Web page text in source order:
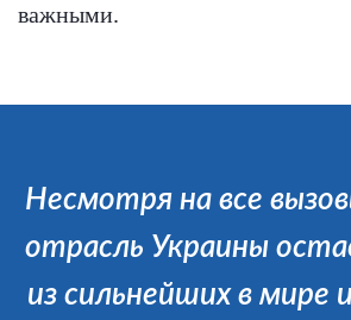
важными.
Несмотря на все
отрасль Украины
из сильнейших в мире